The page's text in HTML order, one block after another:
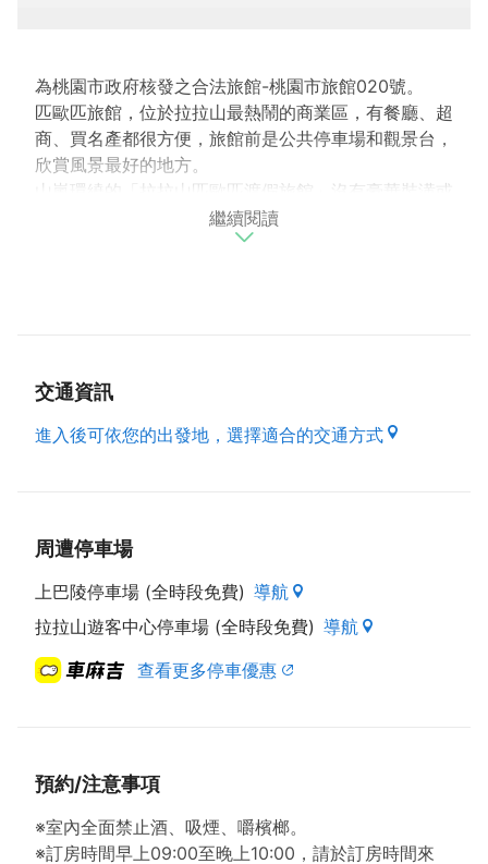
為桃園市政府核發之合法旅館-桃園市旅館020號。
匹歐匹旅館，位於拉拉山最熱鬧的商業區，有餐廳、超
商、買名產都很方便，旅館前是公共停車場和觀景台，
欣賞風景最好的地方。
山嵐環繞的「拉拉山匹歐匹渡假旅館」沒有豪華裝潢或
頂級設備，但是有最溫馨乾淨的環境，從套房窗外望去
即可眺望綠意美景，因山區氣候較為潮濕，使用地毯容
【房價資訊】
雙人房 定價：1600 休息：500
平日：星期日至星期四
假日：星期五、星期六、國定假日及連續假日
若您需要訂房或想進一步洽詢任何問題，請與『匹歐匹
渡假旅館』聯繫，電話【03-391-2125、0910-
163855】。
退房時間：上午11:00以前。
【貼心小叮嚀】
繼續閱讀
交通資訊
進入後可依您的出發地，選擇適合的交通方式
周遭停車場
上巴陵停車場 (全時段免費) 導航
拉拉山遊客中心停車場 (全時段免費) 導航
查看更多停車優惠
預約/注意事項
※室內全面禁止酒、吸煙、嚼檳榔。
※訂房時間早上09:00至晚上10:00，請於訂房時間來